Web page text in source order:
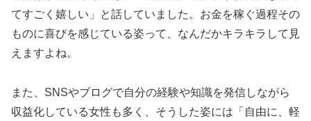
てすごく嬉しい」と話していました。お金を稼ぐ過程その
ものに喜びを感じている姿って、なんだかキラキラして見
えますよね。
また、SNSやブログで自分の経験や知識を発信しながら
収益化している女性も多く、そうした姿には「自由に、軽